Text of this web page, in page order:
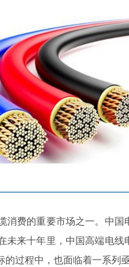
费的重要市场之一。中国
未来十年里，中国高端电
过程中，也面临着一系列